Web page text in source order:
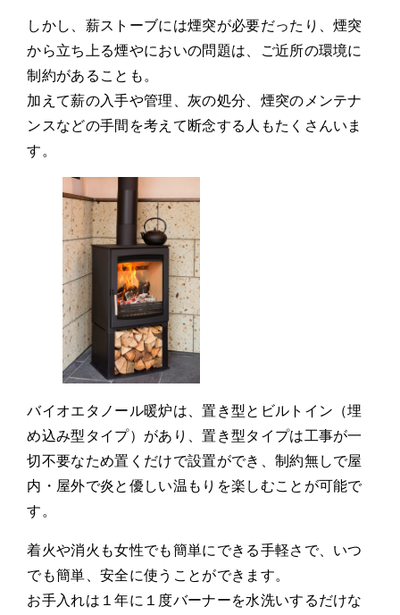
しかし、薪ストーブには煙突が必要だったり、煙突
から立ち上る煙やにおいの問題は、ご近所の環境に
制約があることも。
加えて薪の入手や管理、灰の処分、煙突のメンテナ
ンスなどの手間を考えて断念する人もたくさんいま
す。
バイオエタノール暖炉は、置き型とビルトイン（埋
め込み型タイプ）があり、置き型タイプは工事が一
切不要なため置くだけで設置ができ、制約無しで屋
内・屋外で炎と優しい温もりを楽しむことが可能で
す。
着火や消火も女性でも簡単にできる手軽さで、いつ
でも簡単、安全に使うことができます。
お手入れは１年に１度バーナーを水洗いするだけな